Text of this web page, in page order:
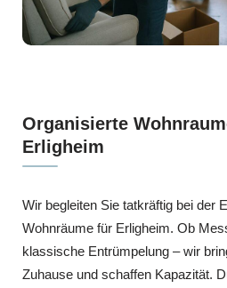
Organisierte
Erligheim
Wir begleiten Sie tatkräftig bei der
Wohnräume für Erligheim. Ob
klassische Entrümpelung – wir
Zuhause und schaffen Kapazität.